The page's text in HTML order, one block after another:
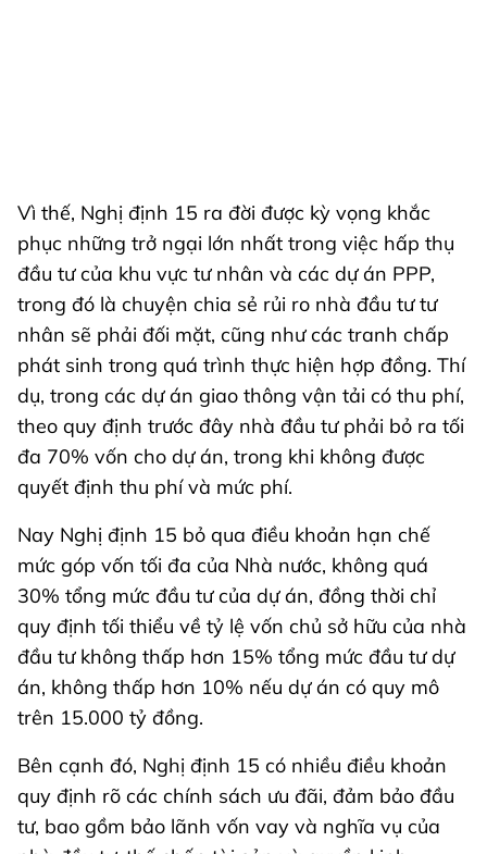
Vì thế, Nghị định 15 ra đời được kỳ vọng khắc
phục những trở ngại lớn nhất trong việc hấp thụ
đầu tư của khu vực tư nhân và các dự án PPP,
trong đó là chuyện chia sẻ rủi ro nhà đầu tư tư
nhân sẽ phải đối mặt, cũng như các tranh chấp
phát sinh trong quá trình thực hiện hợp đồng. Thí
dụ, trong các dự án giao thông vận tải có thu phí,
theo quy định trước đây nhà đầu tư phải bỏ ra tối
đa 70% vốn cho dự án, trong khi không được
quyết định thu phí và mức phí.
Nay Nghị định 15 bỏ qua điều khoản hạn chế
mức góp vốn tối đa của Nhà nước, không quá
30% tổng mức đầu tư của dự án, đồng thời chỉ
quy định tối thiểu về tỷ lệ vốn chủ sở hữu của nhà
đầu tư không thấp hơn 15% tổng mức đầu tư dự
án, không thấp hơn 10% nếu dự án có quy mô
trên 15.000 tỷ đồng.
Bên cạnh đó, Nghị định 15 có nhiều điều khoản
quy định rõ các chính sách ưu đãi, đảm bảo đầu
tư, bao gồm bảo lãnh vốn vay và nghĩa vụ của